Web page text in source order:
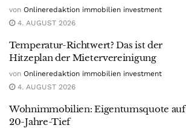
von Onlineredaktion immobilien investment
4. AUGUST 2026
Temperatur-Richtwert? Das ist der
Hitzeplan der Mietervereinigung
von Onlineredaktion immobilien investment
4. AUGUST 2026
Wohnimmobilien: Eigentumsquote auf
20-Jahre-Tief